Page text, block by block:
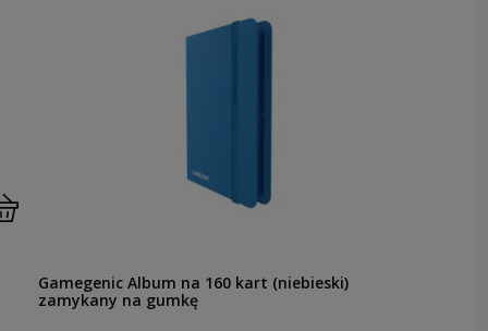
Gamegenic Album na 160 kart (niebieski)
zamykany na gumkę